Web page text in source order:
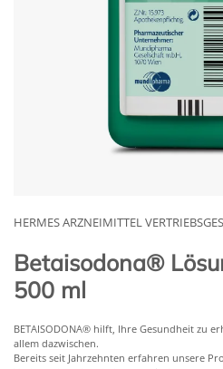
HERMES ARZNEIMITTEL
Betaisodona®
500 ml
BETAISODONA® hilft, Ihre Gesundheit zu
allem dazwischen.
Bereits seit Jahrzehnten erfahren unsere